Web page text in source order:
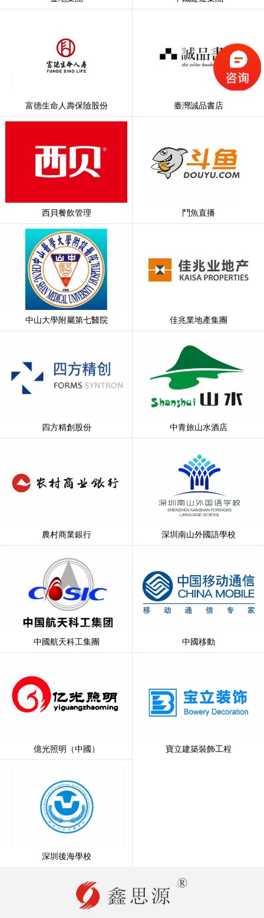
富德生命人壽保險股份 臺灣誠品書店
西貝餐飲管理 鬥魚直播
中山大學附屬第七醫院 佳兆業地產集團
四方精創股份 中青旅山水酒店
農村商業銀行 深圳南山外國語學校
中國航天科工集團 中國移動
億光照明（中國） 寶立建築裝飾工程
深圳後海學校